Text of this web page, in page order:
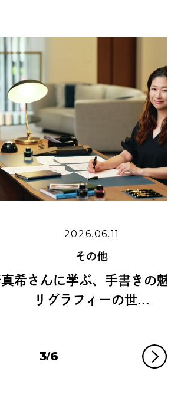
2026.06.11
に学ぶ、手書きの魅力とカ
グラフィーの世...
3/6